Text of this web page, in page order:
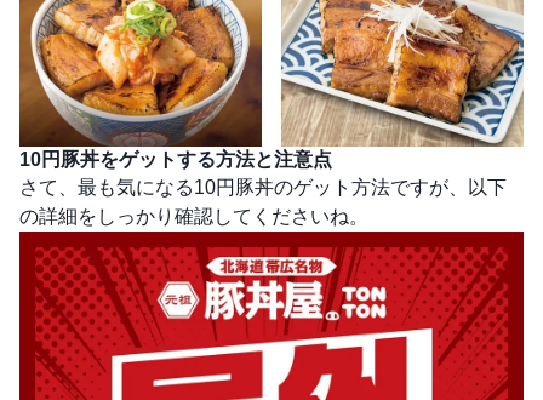
10円豚丼をゲットする方法と注意点
さて、最も気になる10円豚丼のゲット方法ですが、以下
の詳細をしっかり確認してくださいね。